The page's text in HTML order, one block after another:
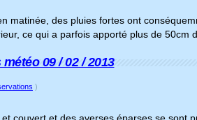
matinée, des pluies fortes ont
ce qui a parfois apporté plus de
09 / 02 / 2013
)